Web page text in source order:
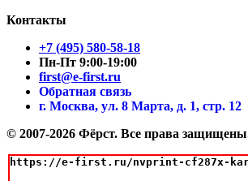
Контакты
+7 (495) 580-58-18
Пн-Пт 9:00-19:00
first@e-first.ru
Обратная связь
г. Москва, ул. 8 Марта, д. 1, стр. 12
© 2007-2026 Фёрст. Все права
https://e-first.ru/nvprint-cf287x-